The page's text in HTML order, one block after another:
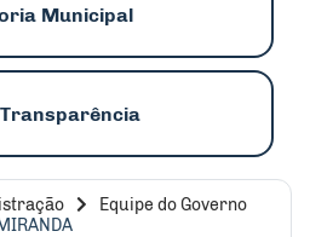
Municipal
Equipe do Governo